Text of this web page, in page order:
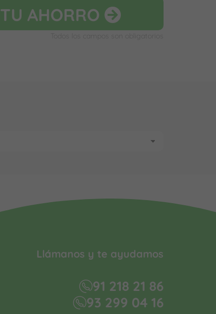
TU AHORRO
Llámanos y te ayudamos
91 218 21 86
93 299 04 16